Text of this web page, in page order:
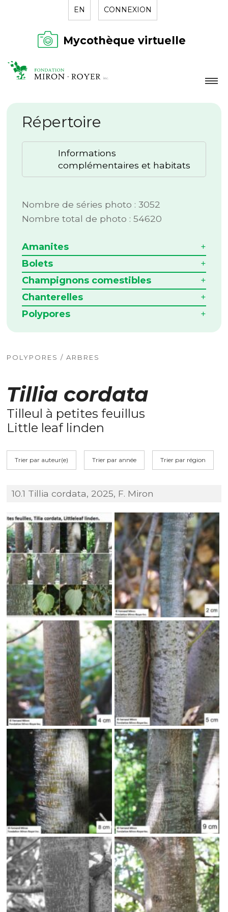
EN CONNEXION
Mycothèque virtuelle
LA FONDATION
NOUVELLES
RÉPERTOIRE
Répertoire
Informations
complémentaires et habitats
Nombre de séries photo : 3052
Nombre total de photo : 54620
Amanites
Bolets
Champignons comestibles
Chanterelles
Polypores
POLYPORES / ARBRES
Tillia cordata
Tilleul à petites feuillus
Little leaf linden
Trier par auteur(e) Trier par année Trier par région
10.1 Tillia cordata, 2025, F. Miron